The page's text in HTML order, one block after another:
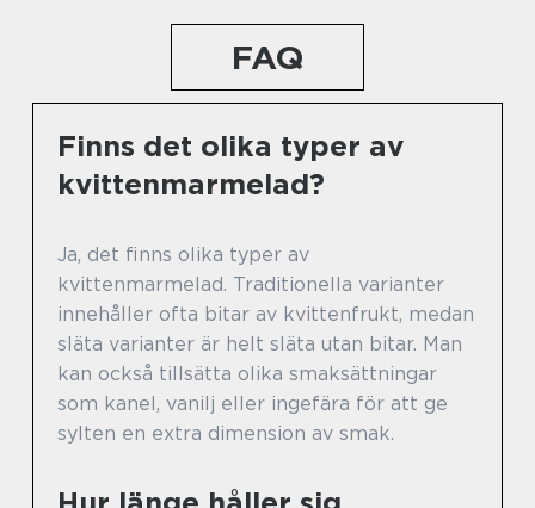
FAQ
Finns det olika typer av
kvittenmarmelad?
Ja, det finns olika typer av
kvittenmarmelad. Traditionella varianter
innehåller ofta bitar av kvittenfrukt, medan
släta varianter är helt släta utan bitar. Man
kan också tillsätta olika smaksättningar
som kanel, vanilj eller ingefära för att ge
sylten en extra dimension av smak.